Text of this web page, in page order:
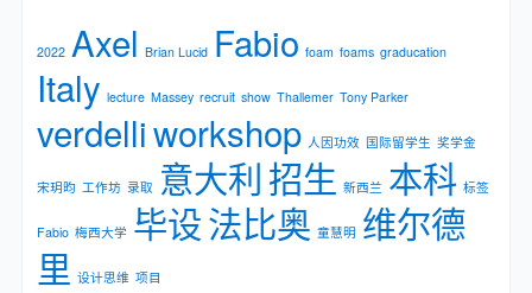
2022 Axel Brian Lucid Fabio foam foams graducation
Italy lecture Massey recruit show Thallemer Tony Parker
verdelliworkshop 人因功效 国际留学生 奖学金
宋玥昀 工作坊 录取 意大利招生 新⻄兰 本科 标签
Fabio 梅⻄⼤学 毕设法比奥 童慧明 维尔德
里 设计思维 项目